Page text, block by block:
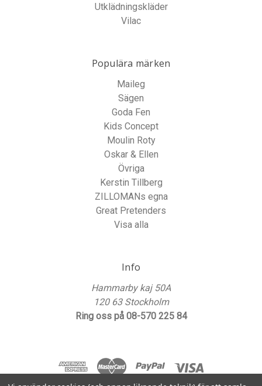
Utklädningskläder
Vilac
Populära märken
Maileg
Sägen
Goda Fen
Kids Concept
Moulin Roty
Oskar & Ellen
Övriga
Kerstin Tillberg
ZILLOMANs egna
Great Pretenders
Visa alla
Info
Hammarby kaj 50A
120 63 Stockholm
Ring oss på 08-570 225 84